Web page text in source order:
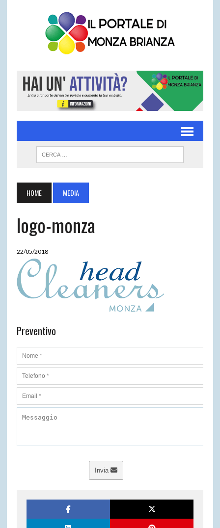
HOME MEDIA
logo-monza
22/05/2018
Preventivo
Invia